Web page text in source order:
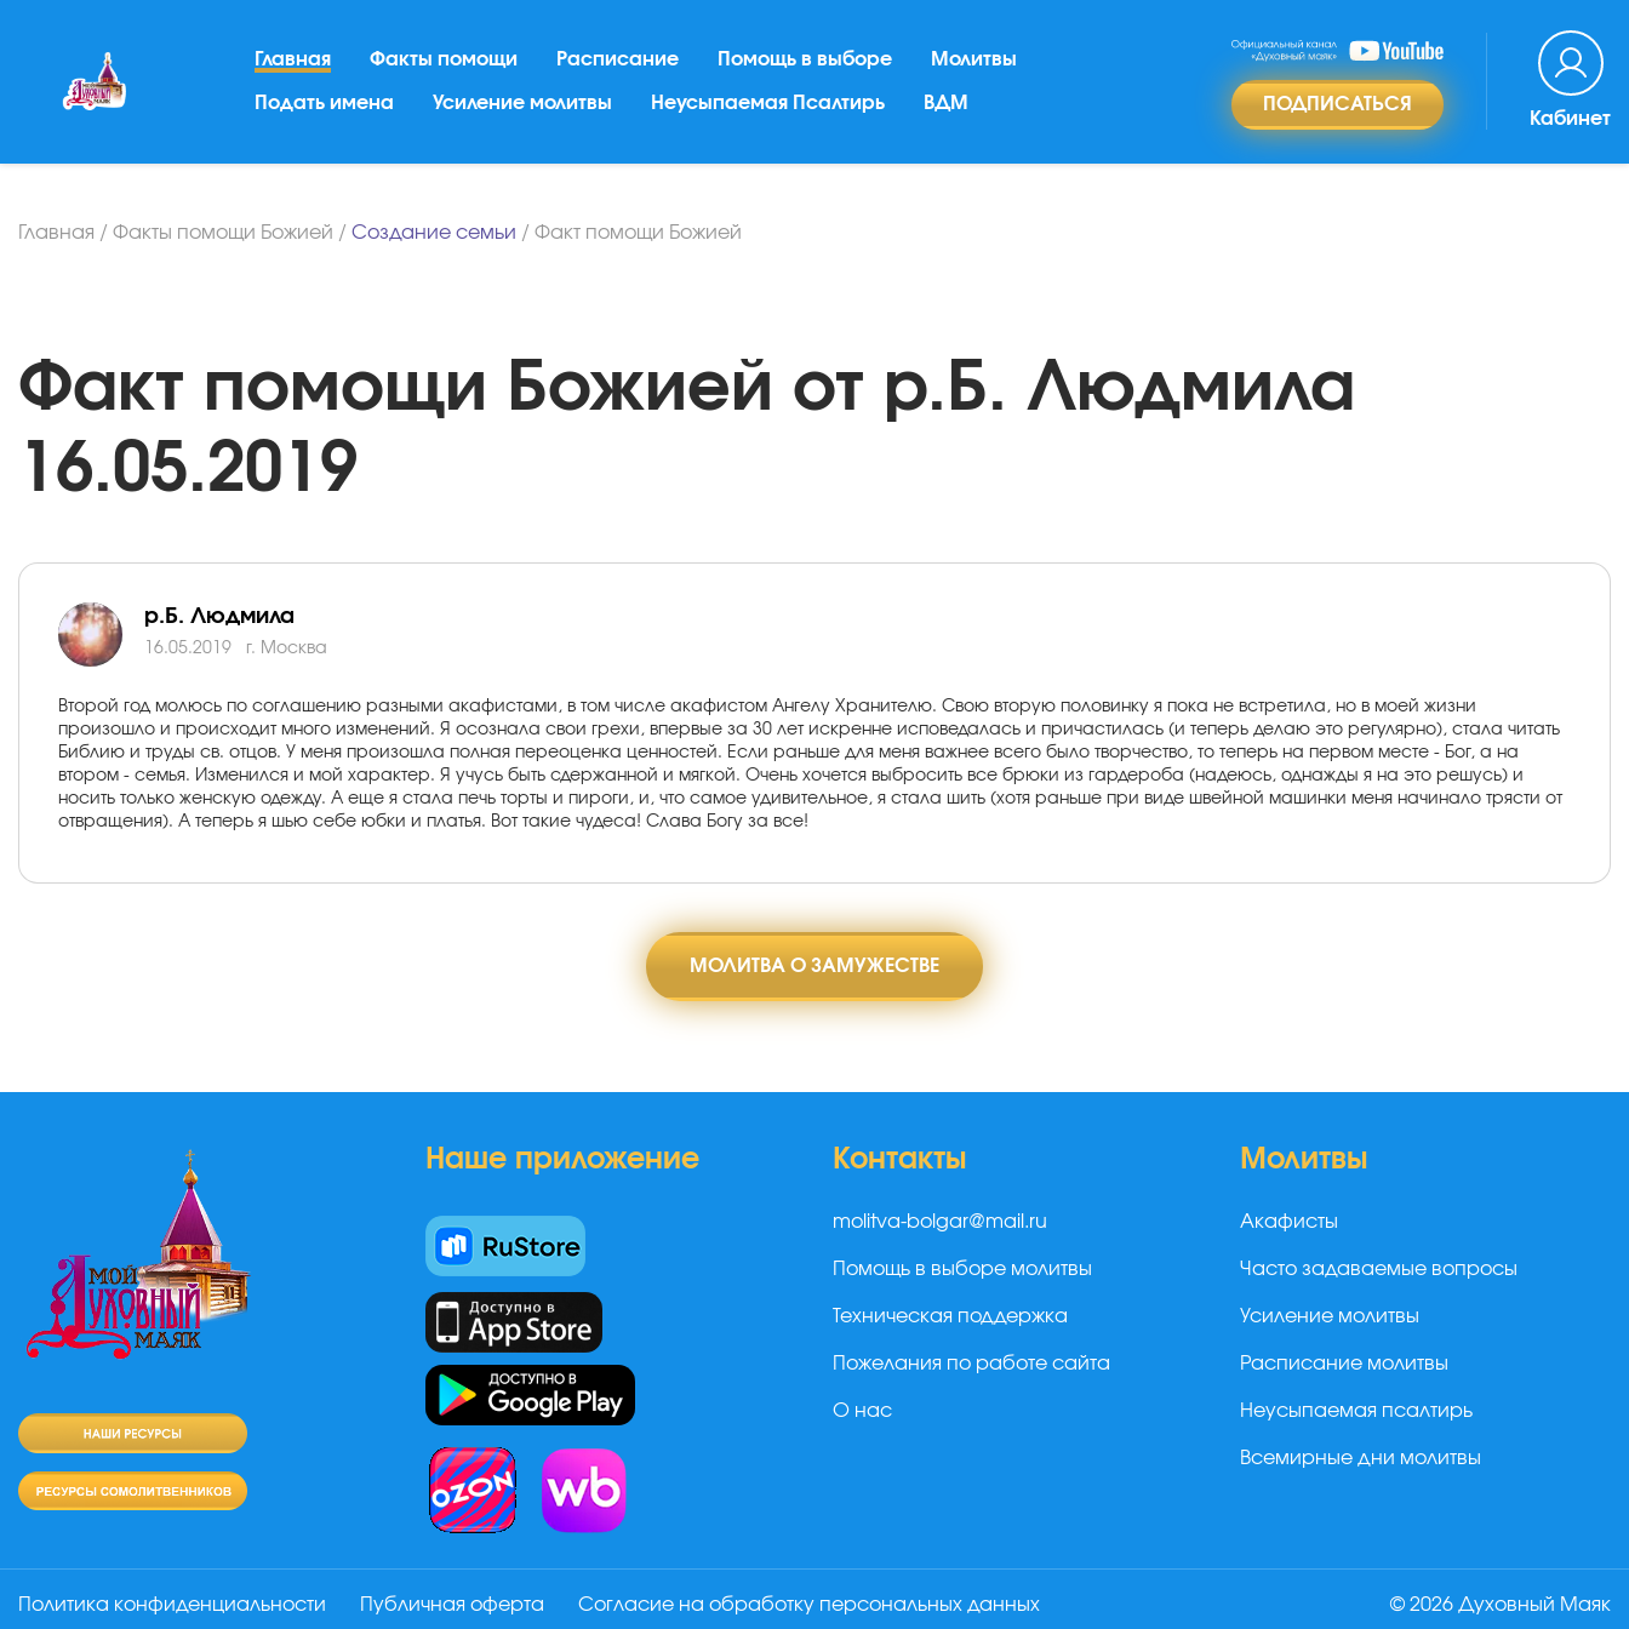
Главная Факты помощи Расписание Помощь в выборе Молитвы
Подать имена Усиление молитвы Неусыпаемая Псалтирь ВДМ ПОДПИСАТЬСЯ
Кабинет
Главная / Факты помощи Божией / Создание семьи / Факт помощи Божией
Факт помощи Божией от р.Б. Людмила
16.05.2019
р.Б. Людмила
16.05.2019 г. Москва
Второй год молюсь по соглашению разными акафистами, в том числе акафистом Ангелу Хранителю. Свою вторую половинку я пока не встретила, но в моей жизни
произошло и происходит много изменений. Я осознала свои грехи, впервые за 30 лет искренне исповедалась и причастилась (и теперь делаю это регулярно), стала читать
Библию и труды св. отцов. У меня произошла полная переоценка ценностей. Если раньше для меня важнее всего было творчество, то теперь на первом месте - Бог, а на
втором - семья. Изменился и мой характер. Я учусь быть сдержанной и мягкой. Очень хочется выбросить все брюки из гардероба (надеюсь, однажды я на это решусь) и
носить только женскую одежду. А еще я стала печь торты и пироги, и, что самое удивительное, я стала шить (хотя раньше при виде швейной машинки меня начинало трясти от
отвращения). А теперь я шью себе юбки и платья. Вот такие чудеса! Слава Богу за все!
МОЛИТВА О ЗАМУЖЕСТВЕ
Наше приложение Контакты
molitva-bolgar@mail.ru
Помощь в выборе молитвы
Техническая поддержка
Пожелания по работе сайта
О нас
Молитвы
Акафисты
Часто задаваемые вопросы
Усиление молитвы
Расписание молитвы
Неусыпаемая псалтирь
Всемирные дни молитвы
Политика конфиденциальности Публичная оферта Согласие на обработку персональных данных © 2026 Духовный Маяк